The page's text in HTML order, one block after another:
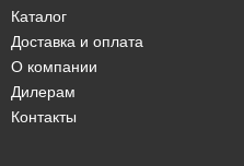
Каталог
Доставка и оплата
О компании
Дилерам
Контакты